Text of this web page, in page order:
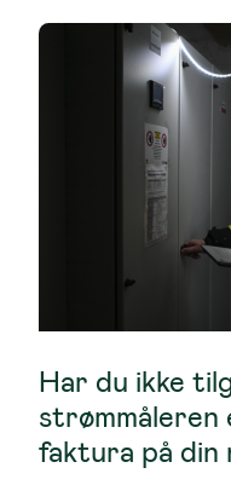
Har du ikke
faktura på din